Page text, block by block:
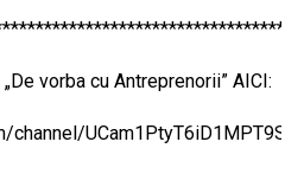
vorba cu Antreprenorii” AICI:
channel/